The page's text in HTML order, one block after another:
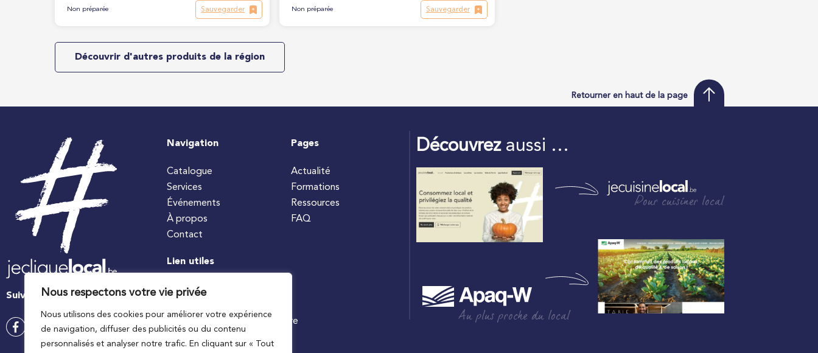
Nous respectons votre vie privée
Nous utilisons des cookies pour améliorer votre expérience
de navigation, diffuser des publicités ou du contenu
personnalisés et analyser notre trafic. En cliquant sur « Tout
Non préparée Sauvegarder Non préparée Sauvegarder
Découvrir d'autres produits de la région
Retourner en haut de la page
Suivez-nous
Navigation
Catalogue
Services
Événements
À propos
Contact
Pages
Actualité
Formations
Ressources
FAQ
Lien utiles
#jecuisinelocal
Ministre wallon de l’agriculture
Découvrezaussi …
Pour cuisiner local
Au plus proche du local